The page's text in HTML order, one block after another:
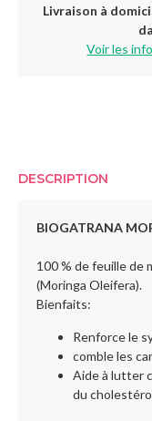
Livraison à
Voir les
DESCRIPTION
BIOGATRANA
100 % de feuille de
(Moringa Oleifera).
Bienfaits:
Renforce le
comble les
Aide à lutter
du